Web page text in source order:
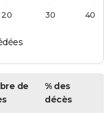
20 30 40
de
% des
décès